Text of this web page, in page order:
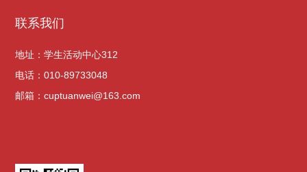
联系我们
地址：学生活动中心312
电话：010-89733048
邮箱：cuptuanwei@163.com